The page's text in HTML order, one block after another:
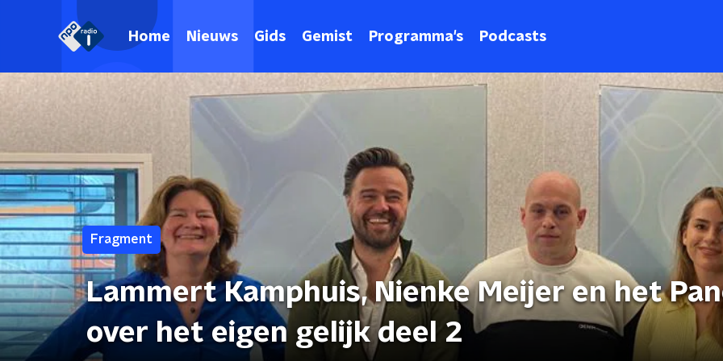
Home Nieuws Gids Gemist Programma's Podcasts
Fragment
Lammert Kamphuis, Nienke Meijer en het
over het eigen gelijk deel 2